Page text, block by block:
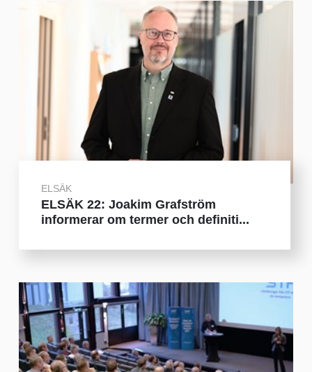
ELSÄK
ELSÄK 22: Joakim Grafström
informerar om termer och definiti...